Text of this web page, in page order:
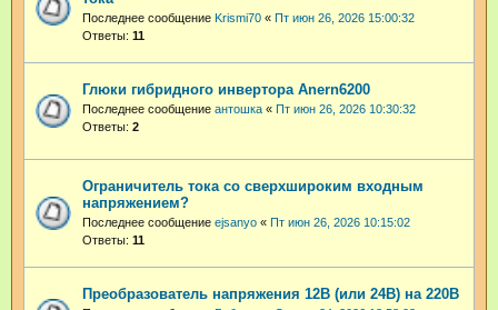
Последнее сообщение Krismi70 « Пт июн 26, 2026 15:00:32
Ответы: 11
Глюки гибридного инвертора Anern6200
Последнее сообщение антошка « Пт июн 26, 2026 10:30:32
Ответы: 2
Ограничитель тока со сверхшироким входным
напряжением?
Последнее сообщение ejsanyo « Пт июн 26, 2026 10:15:02
Ответы: 11
Преобразователь напряжения 12В (или 24В) на 220В